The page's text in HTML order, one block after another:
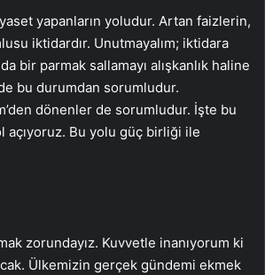
yapanların yoludur. Artan faizlerin,
iktidardır. Unutmayalım; iktidara
bir parmak sallamayı alışkanlık haline
bu durumdan sorumludur.
dönenler de sorumludur. İşte bu
açıyoruz. Bu yolu güç birliği ile
zorundayız. Kuvvetle inanıyorum ki
Ülkemizin gerçek gündemi ekmek